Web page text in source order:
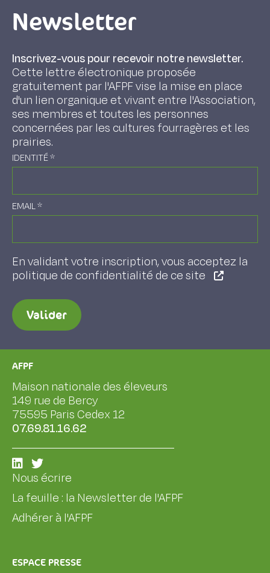
Newsletter
Inscrivez-vous pour recevoir notre newsletter.
Cette lettre électronique proposée
gratuitement par l'AFPF vise la mise en place
d'un lien organique et vivant entre l'Association,
ses membres et toutes les personnes
concernées par les cultures fourragères et les
prairies.
IDENTITÉ*
EMAIL*
En validant votre inscription, vous acceptez la
politique de confidentialité de ce site
Valider
AFPF
Maison nationale des éleveurs
149 rue de Bercy
75595 Paris Cedex 12
07.69.81.16.62
Nous écrire
La feuille : la Newsletter de l'AFPF
Adhérer à l'AFPF
ESPACE PRESSE